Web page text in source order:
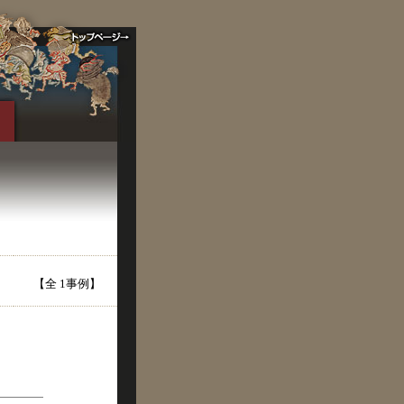
【全 1事例】